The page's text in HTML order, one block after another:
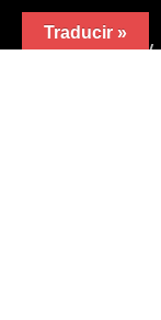
FB.
Traducir »